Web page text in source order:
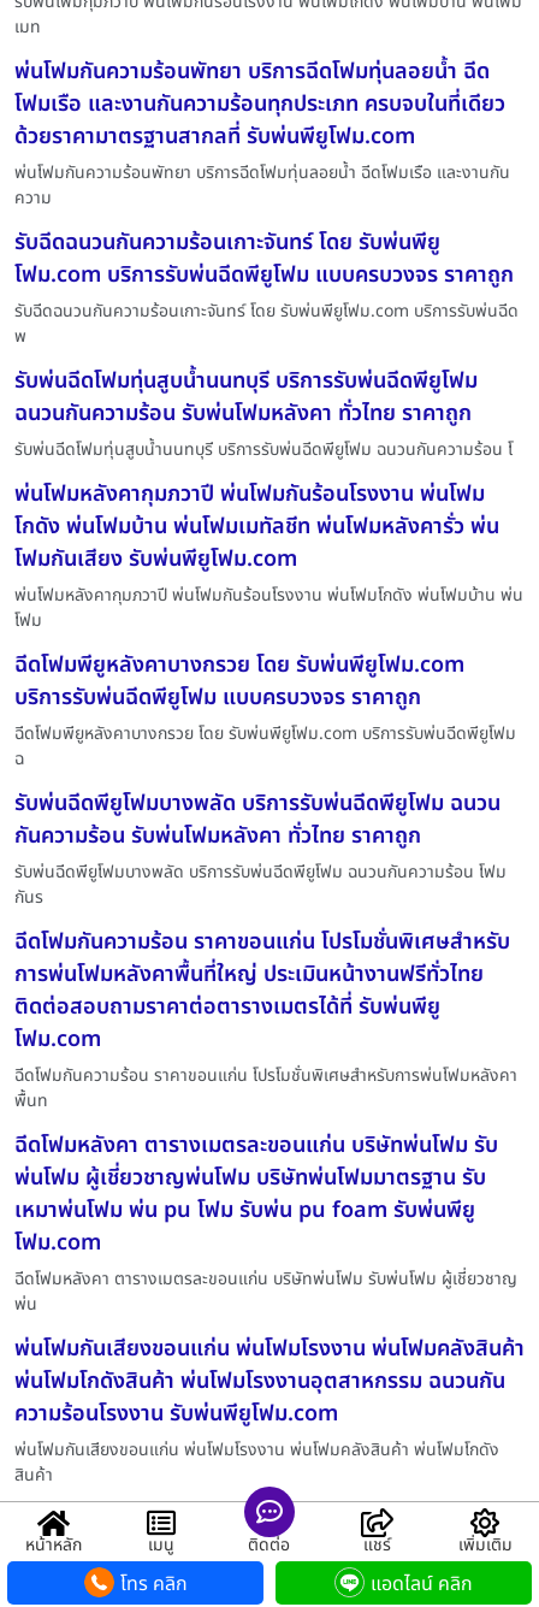
เมท
พ่นโฟมกันความร้อนพัทยา บริการฉีดโฟมทุ่นลอยน้ำ ฉีด
โฟมเรือ และงานกันความร้อนทุกประเภท ครบจบในที่เดียว
ด้วยราคามาตรฐานสากลที่ รับพ่นพียูโฟม.com
พ่นโฟมกันความร้อนพัทยา บริการฉีดโฟมทุ่นลอยน้ำ ฉีดโฟมเรือ และงานกัน
ความ
รับฉีดฉนวนกันความร้อนเกาะจันทร์ โดย รับพ่นพียู
โฟม.com บริการรับพ่นฉีดพียูโฟม แบบครบวงจร ราคาถูก
รับฉีดฉนวนกันความร้อนเกาะจันทร์ โดย รับพ่นพียูโฟม.com บริการรับพ่นฉีด
พ
รับพ่นฉีดโฟมทุ่นสูบน้ำนนทบุรี บริการรับพ่นฉีดพียูโฟม
ฉนวนกันความร้อน รับพ่นโฟมหลังคา ทั่วไทย ราคาถูก
รับพ่นฉีดโฟมทุ่นสูบน้ำนนทบุรี บริการรับพ่นฉีดพียูโฟม ฉนวนกันความร้อน โ
พ่นโฟมหลังคากุมภวาปี พ่นโฟมกันร้อนโรงงาน พ่นโฟม
โกดัง พ่นโฟมบ้าน พ่นโฟมเมทัลชีท พ่นโฟมหลังคารั่ว พ่น
โฟมกันเสียง รับพ่นพียูโฟม.com
พ่นโฟมหลังคากุมภวาปี พ่นโฟมกันร้อนโรงงาน พ่นโฟมโกดัง พ่นโฟมบ้าน พ่น
โฟม
ฉีดโฟมพียูหลังคาบางกรวย โดย รับพ่นพียูโฟม.com
บริการรับพ่นฉีดพียูโฟม แบบครบวงจร ราคาถูก
ฉีดโฟมพียูหลังคาบางกรวย โดย รับพ่นพียูโฟม.com บริการรับพ่นฉีดพียูโฟม
ฉ
รับพ่นฉีดพียูโฟมบางพลัด บริการรับพ่นฉีดพียูโฟม ฉนวน
กันความร้อน รับพ่นโฟมหลังคา ทั่วไทย ราคาถูก
รับพ่นฉีดพียูโฟมบางพลัด บริการรับพ่นฉีดพียูโฟม ฉนวนกันความร้อน โฟม
กันร
ฉีดโฟมกันความร้อน ราคาขอนแก่น โปรโมชั่นพิเศษสำหรับ
การพ่นโฟมหลังคาพื้นที่ใหญ่ ประเมินหน้างานฟรีทั่วไทย
ติดต่อสอบถามราคาต่อตารางเมตรได้ที่ รับพ่นพียู
โฟม.com
ฉีดโฟมกันความร้อน ราคาขอนแก่น โปรโมชั่นพิเศษสำหรับการพ่นโฟมหลังคา
พื้นท
ฉีดโฟมหลังคา ตารางเมตรละขอนแก่น บริษัทพ่นโฟม รับ
พ่นโฟม ผู้เชี่ยวชาญพ่นโฟม บริษัทพ่นโฟมมาตรฐาน รับ
เหมาพ่นโฟม พ่น pu โฟม รับพ่น pu foam รับพ่นพียู
โฟม.com
ฉีดโฟมหลังคา ตารางเมตรละขอนแก่น บริษัทพ่นโฟม รับพ่นโฟม ผู้เชี่ยวชาญ
พ่น
พ่นโฟมกันเสียงขอนแก่น พ่นโฟมโรงงาน พ่นโฟมคลังสินค้า
พ่นโฟมโกดังสินค้า พ่นโฟมโรงงานอุตสาหกรรม ฉนวนกัน
ความร้อนโรงงาน รับพ่นพียูโฟม.com
พ่นโฟมกันเสียงขอนแก่น พ่นโฟมโรงงาน พ่นโฟมคลังสินค้า พ่นโฟมโกดัง
สินค้า
รับฉีดพ่นพียูโฟมนนทบุรี เสริมความทนทานและแรงลอยตัว
ด้วย รับฉีดพ่นโฟมทุ่นลอยน้ำ สเปกวิศวกรรมที่ รับพ่นพียู
โฟม.com
หน้าหลัก เมนู ติดต่อ แชร์ เพิ่มเติม
โทร คลิก แอดไลน์ คลิก